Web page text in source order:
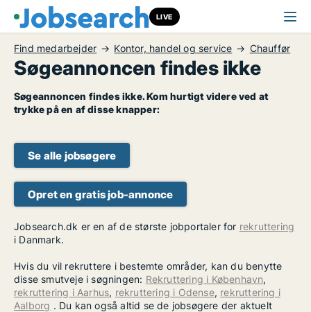
LIVE
Find medarbejder Kontor, handel og service Chauffør
Søgeannoncen findes ikke
Søgeannoncen findes ikke. Kom hurtigt videre ved at
trykke på en af disse knapper:
Se alle jobsøgere
Opret en gratis job-annonce
Jobsearch.dk er en af de største jobportaler for rekruttering
i Danmark.
Hvis du vil rekruttere i bestemte områder, kan du benytte
disse smutveje i søgningen: Rekruttering i København,
rekruttering i Aarhus, rekruttering i Odense, rekruttering i
Aalborg . Du kan også altid se de jobsøgere der aktuelt